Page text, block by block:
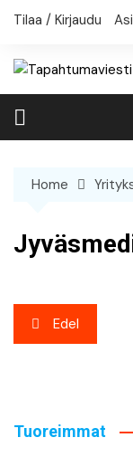
Skip
Tilaa / Kirjaudu
Home
selaus
Edel
Tuoreimmat